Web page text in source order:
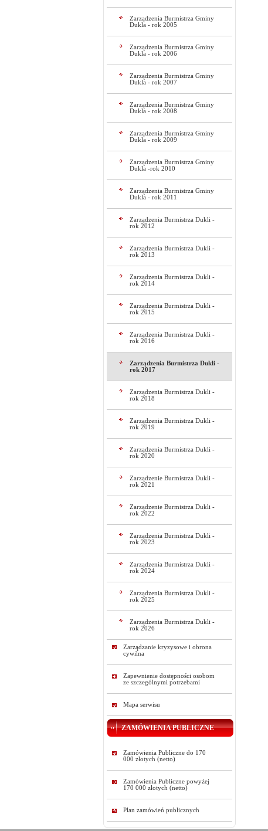
Zarządzenia Burmistrza Gminy
Dukla - rok 2005
Zarządzenia Burmistrza Gminy
Dukla - rok 2006
Zarządzenia Burmistrza Gminy
Dukla - rok 2007
Zarządzenia Burmistrza Gminy
Dukla - rok 2008
Zarządzenia Burmistrza Gminy
Dukla - rok 2009
Zarządzenia Burmistrza Gminy
Dukla -rok 2010
Zarządzenia Burmistrza Gminy
Dukla - rok 2011
Zarządzenia Burmistrza Dukli -
rok 2012
Zarządzenia Burmistrza Dukli -
rok 2013
Zarządzenia Burmistrza Dukli -
rok 2014
Zarządzenia Burmistrza Dukli -
rok 2015
Zarządzenia Burmistrza Dukli -
rok 2016
Zarządzenia Burmistrza Dukli -
rok 2017
Zarządzenia Burmistrza Dukli -
rok 2018
Zarządzenia Burmistrza Dukli -
rok 2019
Zarządzenia Burmistrza Dukli -
rok 2020
Zarządzenie Burmistrza Dukli -
rok 2021
Zarządzenie Burmistrza Dukli -
rok 2022
Zarządzenia Burmistrza Dukli -
rok 2023
Zarządzenia Burmistrza Dukli -
rok 2024
Zarządzenia Burmistrza Dukli -
rok 2025
Zarządzenia Burmistrza Dukli -
rok 2026
Zarządzanie kryzysowe i obrona
cywilna
Zapewnienie dostępności osobom
ze szczególnymi potrzebami
Mapa serwisu
ZAMÓWIENIA PUBLICZNE
Zamówienia Publiczne do 170
000 złotych (netto)
Zamówienia Publiczne powyżej
170 000 złotych (netto)
Plan zamówień publicznych